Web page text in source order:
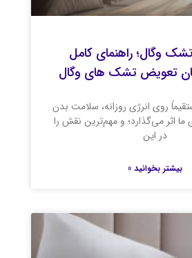
وگال؛ راهنمای کامل
تعویض تشک های وگال
روی انرژی روزانه، سلامت بدن
اثر می‌گذارد؛ و مهم‌ترین نقش را
در این
بیشتر بخوانید »